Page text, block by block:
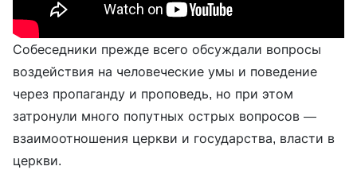
Собеседники прежде всего обсуждали вопросы
воздействия на человеческие умы и поведение
через пропаганду и проповедь, но при этом
затронули много попутных острых вопросов —
взаимоотношения церкви и государства, власти в
церкви.